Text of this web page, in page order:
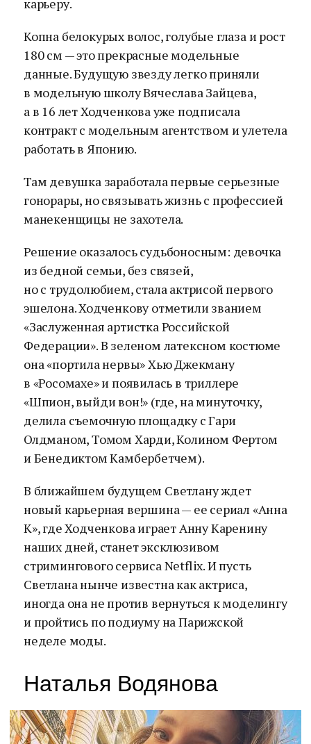
карьеру.
Копна белокурых волос, голубые глаза и рост
180 см — это прекрасные модельные
данные. Будущую звезду легко приняли
в модельную школу Вячеслава Зайцева,
а в 16 лет Ходченкова уже подписала
контракт с модельным агентством и улетела
работать в Японию.
Там девушка заработала первые серьезные
гонорары, но связывать жизнь с профессией
манекенщицы не захотела.
Решение оказалось судьбоносным: девочка
из бедной семьи, без связей,
но с трудолюбием, стала актрисой первого
эшелона. Ходченкову отметили званием
«Заслуженная артистка Российской
Федерации». В зеленом латексном костюме
она «портила нервы» Хью Джекману
в «Росомахе» и появилась в триллере
«Шпион, выйди вон!» (где, на минуточку,
делила съемочную площадку с Гари
Олдманом, Томом Харди, Колином Фертом
и Бенедиктом Камбербетчем).
В ближайшем будущем Светлану ждет
новый карьерная вершина — ее сериал «Анна
К», где Ходченкова играет Анну Каренину
наших дней, станет эксклюзивом
стримингового сервиса Netflix. И пусть
Светлана нынче известна как актриса,
иногда она не против вернуться к моделингу
и пройтись по подиуму на Парижской
неделе моды.
Наталья Водянова